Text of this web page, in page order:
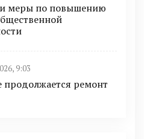
меры по повышению
9:03
продолжается ремонт